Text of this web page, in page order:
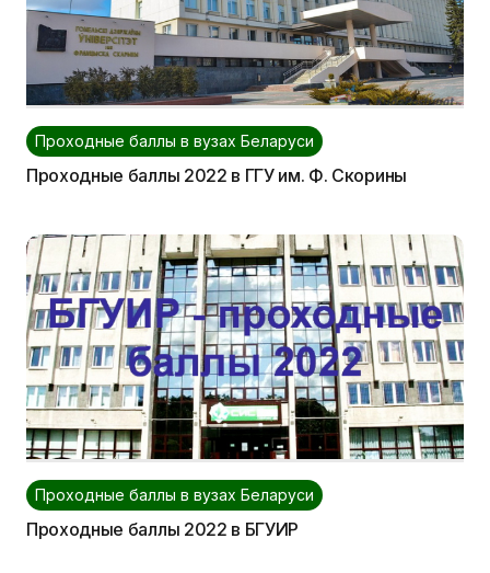
Проходные баллы в вузах Беларуси
Проходные баллы 2022 в ГГУ им. Ф. Скорины
Проходные баллы в вузах Беларуси
Проходные баллы 2022 в БГУИР